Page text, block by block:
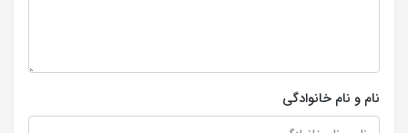
نام و نام خانوادگی